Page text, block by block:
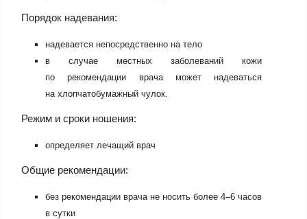
Порядок надевания:
надевается непосредственно на тело
в случае местных заболеваний кожи
по рекомендации врача может надеваться
на хлопчатобумажный чулок.
Режим и сроки ношения:
определяет лечащий врач
Общие рекомендации:
без рекомендации врача не носить более 4–6 часов
в сутки